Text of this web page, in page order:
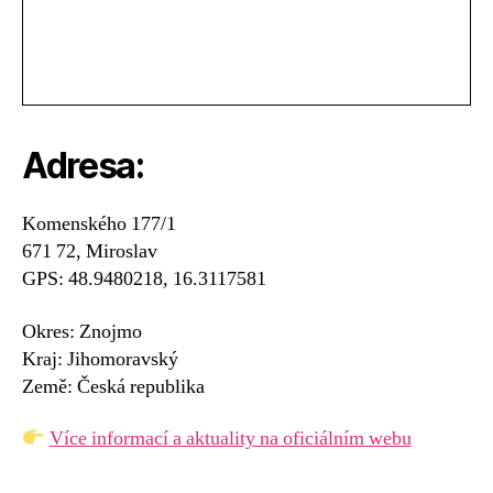
Adresa:
Komenského 177/1
671 72, Miroslav
GPS: 48.9480218, 16.3117581
Okres: Znojmo
Kraj: Jihomoravský
Země: Česká republika
Více informací a aktuality na oficiálním webu